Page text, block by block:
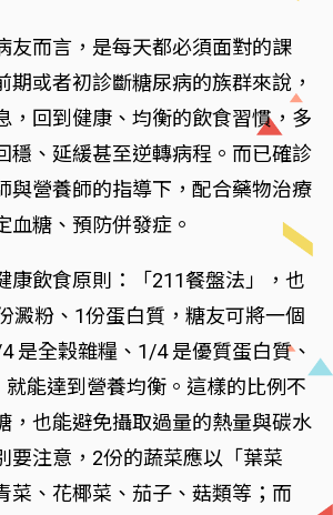
友而言，是每天都必須面對的課
期或者初診斷糖尿病的族群來說，
，回到健康、均衡的飲食習慣，多
穩、延緩甚至逆轉病程。而已確診
與營養師的指導下，配合藥物治療
血糖、預防併發症。
康飲食原則：「211餐盤法」，也
澱粉、1份蛋白質，糖友可將一個
是全穀雜糧、1/4 是優質蛋白質、
能達到營養均衡。這樣的比例不
，也能避免攝取過量的熱量與碳水
要注意，2份的蔬菜應以「葉菜
菜、花椰菜、茄子、菇類等；而